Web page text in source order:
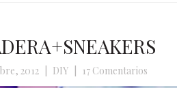
2012 DIY 17 Comentarios